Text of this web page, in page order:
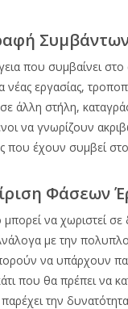
που συμβαίνει
νέας εργασίας,
άλλη στήλη,
να γνωρίζουν
που έχουν συμβεί
Φάσεων
να χωριστεί σε
με την
να υπάρχουν
που θα πρέπει να
την